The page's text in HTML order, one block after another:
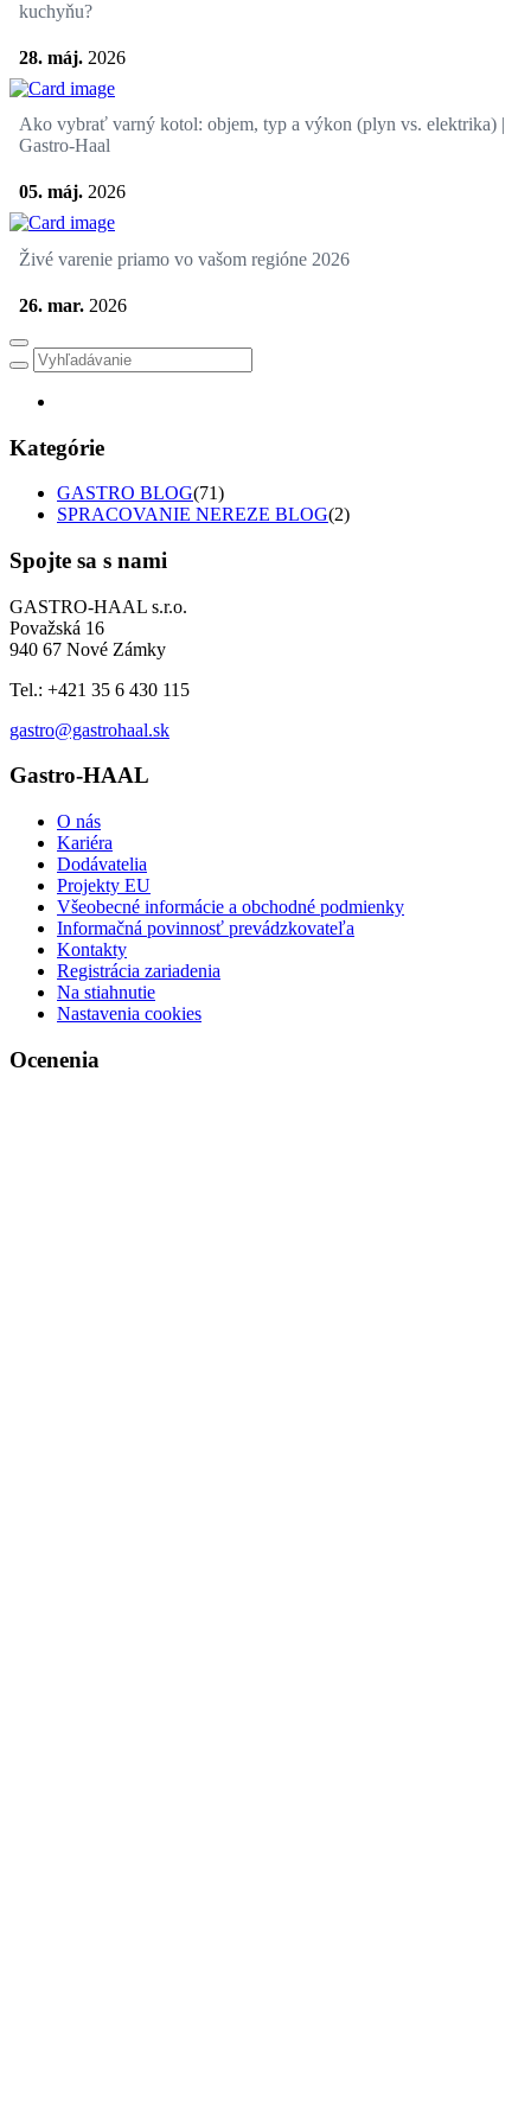
kuchyňu?
28. máj. 2026
Ako vybrať varný kotol: objem, typ a výkon (plyn vs. elektrika) |
Gastro-Haal
05. máj. 2026
Živé varenie priamo vo vašom regióne 2026
26. mar. 2026
Kategórie
GASTRO BLOG(71)
SPRACOVANIE NEREZE BLOG(2)
Spojte sa s nami
GASTRO-HAAL s.r.o.
Považská 16
940 67 Nové Zámky
Tel.: +421 35 6 430 115
gastro@gastrohaal.sk
Gastro-HAAL
O nás
Kariéra
Dodávatelia
Projekty EU
Všeobecné informácie a obchodné podmienky
Informačná povinnosť prevádzkovateľa
Kontakty
Registrácia zariadenia
Na stiahnutie
Nastavenia cookies
Ocenenia